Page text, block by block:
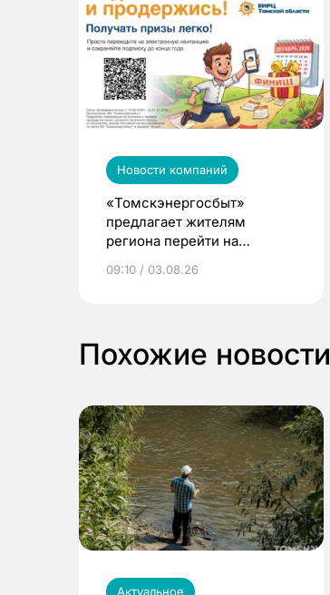
Новости компаний
«Томскэнергосбыт»
предлагает жителям
региона перейти на
выиграть призы
09:10 / 03.08.26
Похожие новости
Актуальное